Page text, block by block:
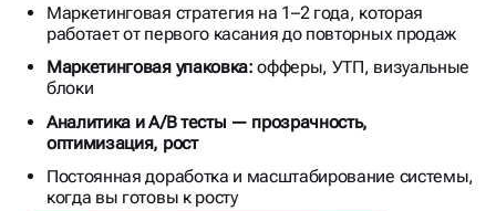
Маркетинговая стратегия на 1–2 года, которая
работает от первого касания до повторных продаж
Маркетинговая упаковка: офферы, УТП, визуальные
блоки
Аналитика и A/B тесты — прозрачность,
оптимизация, рост
Постоянная доработка и масштабирование системы,
когда вы готовы к росту